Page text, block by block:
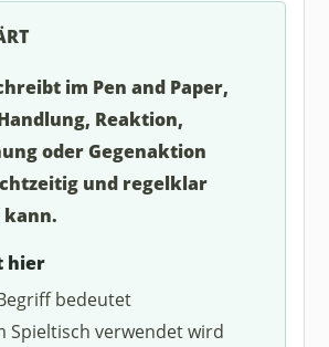
im Pen and Paper,
Reaktion,
oder Gegenaktion
und regelklar
hier
bedeutet
Spieltisch verwendet wird